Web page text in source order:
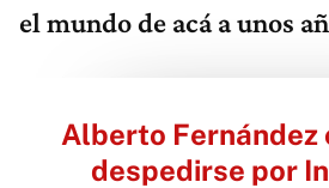
el mundo de acá a unos
Alberto Fernández
despedirse por